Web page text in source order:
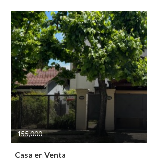
155,000
Casa en Venta